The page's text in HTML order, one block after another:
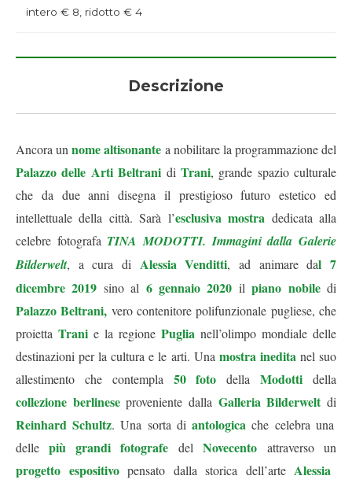
intero € 8, ridotto € 4
Descrizione
Ancora unnome altisonante a nobilitare la programmazione del
Palazzo delle Arti Beltrani di Trani, grande spazio culturale
che da due anni disegna il prestigioso futuro estetico ed
intellettuale della città. Sarà l’esclusiva mostra dedicata alla
celebre fotografa TINA MODOTTI. Immagini dalla Galerie
Bilderwelt, a cura di Alessia Venditti, ad animare dal 7
dicembre 2019 sino al 6 gennaio 2020 ilpiano nobiledi
Palazzo Beltrani, vero contenitore polifunzionale pugliese, che
proietta Trani e la regione Puglia nell’olimpo mondiale delle
destinazioni per la cultura e le arti. Unamostra ineditanel suo
allestimento che contempla 50 foto della Modottidella
collezione berlineseproveniente dalla Galleria Bilderweltdi
Reinhard Schultz. Una sorta diantologica che celebra una
dellepiù grandi fotografe del Novecentoattraverso un
progetto espositivopensato dalla storica dell’arteAlessia